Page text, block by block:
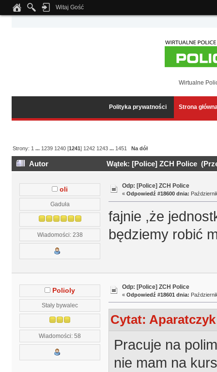
Notice: Undefined index: tapatalk_body_hook in
Witaj Gość
Wirtualne
Polityka prywatności Strona
Strony: 1 ... 1239 1240 [1241] 1242 1243 ... 1451 Na dół
Autor Wątek: [Police] ZCH Police
oli
Gaduła
Wiadomości: 238
Odp: [Police] ZCH Police
« Odpowiedź #18600 dnia:
fajnie ,że
będziemy robić
Polioly
Stały bywalec
Wiadomości: 58
Odp: [Police] ZCH Police
« Odpowiedź #18601 dnia:
Cytat:
Pracuje na
nie mam na